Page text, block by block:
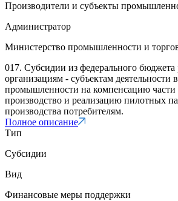
Производители и субъекты
Администратор
Министерство промышленности и
017. Субсидии из федерального бюджета
организациям - субъектам деятельности
промышленности на компенсацию части
производство и реализацию пилотных
производства потребителям.
Полное описание
Тип
Субсидии
Вид
Финансовые меры поддержки